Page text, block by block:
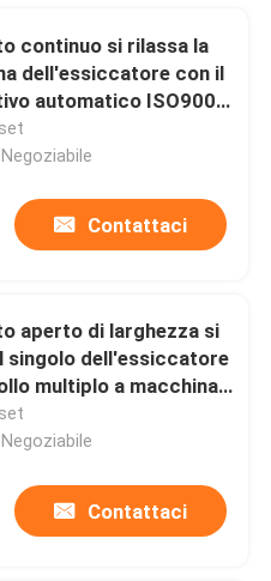
continuo si rilassa la
dell'essiccatore con il
automatico ISO9001
della polvere
Contattaci
aperto di larghezza si
singolo dell'essiccatore
multiplo a macchina
SpA
Contattaci